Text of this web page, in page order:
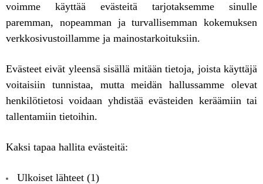
voimme käyttää evästeitä tarjotaksemme sinulle
paremman, nopeamman ja turvallisemman kokemuksen
verkkosivustoillamme ja mainostarkoituksiin.
Evästeet eivät yleensä sisällä mitään tietoja, joista käyttäjä
voitaisiin tunnistaa, mutta meidän hallussamme olevat
henkilötietosi voidaan yhdistää evästeiden keräämiin tai
tallentamiin tietoihin.
Kaksi tapaa hallita evästeitä:
Ulkoiset lähteet (1)